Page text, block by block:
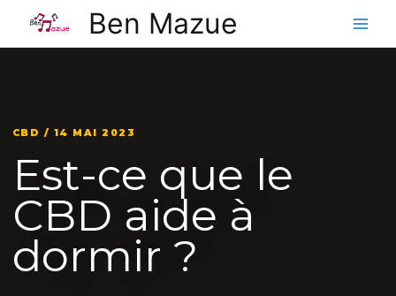
contenu
Ben Mazue
CBD / 14 MAI 2023
Est-ce que le
CBD aide à
dormir ?